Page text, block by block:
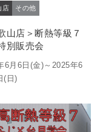
店 その他
山店＞断熱等級７
別販売会
6月6日(金)～2025年6
(日)